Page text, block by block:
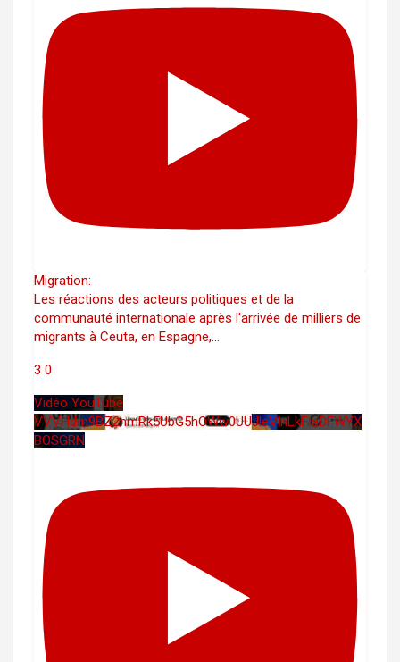
Migration:
Les réactions des acteurs politiques et de la
communauté internationale après l'arrivée de milliers de
migrants à Ceuta, en Espagne,
3 0
Vidéo YouTube
VVVHdm9BZ2hmRk5UbG5hOWw0UUJleVlnLkFIaDFWYX
BOSGRN